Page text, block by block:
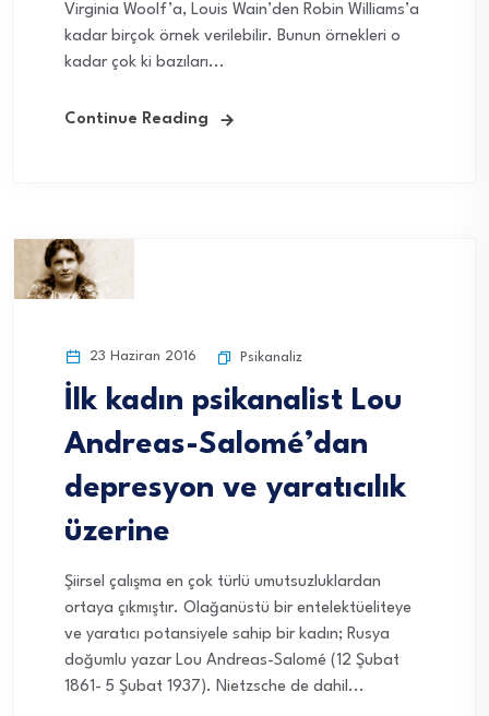
Virginia Woolf’a, Louis Wain’den Robin Williams’a
kadar birçok örnek verilebilir. Bunun örnekleri o
kadar çok ki bazıları...
Continue Reading
23 Haziran 2016 Psikanaliz
İlk kadın psikanalist Lou
Andreas-Salomé’dan
depresyon ve yaratıcılık
üzerine
Şiirsel çalışma en çok türlü umutsuzluklardan
ortaya çıkmıştır. Olağanüstü bir entelektüeliteye
ve yaratıcı potansiyele sahip bir kadın; Rusya
doğumlu yazar Lou Andreas-Salomé (12 Şubat
1861- 5 Şubat 1937). Nietzsche de dahil...